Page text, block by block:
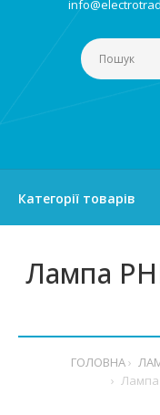
Категорії товарів
Лампа
ГОЛОВНА
Лампа